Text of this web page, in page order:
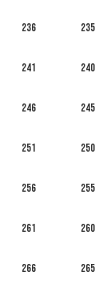
235
236
240
241
245
246
250
251
255
256
260
261
265
266